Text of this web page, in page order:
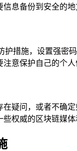
息备份到安全的
护措施，设置强密
意保护自己的个
疑问，或者不确
权威的区块链媒